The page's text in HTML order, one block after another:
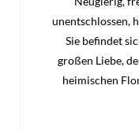
unentschlossen,
Sie befindet
großen Liebe,
heimischen